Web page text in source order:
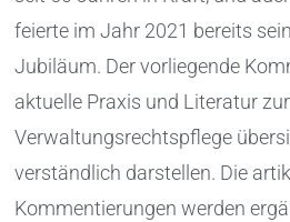
feierte im Jahr 2021 bereits
Jubiläum. Der vorliegende
aktuelle Praxis und Literatur
Verwaltungsrechtspflege
verständlich darstellen. Die
Kommentierungen werden